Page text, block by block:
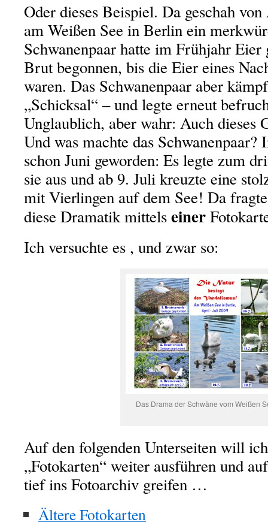
Oder dieses Beispiel. Da geschah
am Weißen See in Berlin ein
Schwanenpaar hatte im Frühjahr
Brut begonnen, bis die Eier eines
waren. Das Schwanenpaar aber
„Schicksal“ – und legte erneut
Unglaublich, aber wahr: Auch dieses
Und was machte das Schwanenpaar?
schon Juni geworden: Es legte zum
sie aus und ab 9. Juli kreuzte eine
mit Vierlingen auf dem See! Da
diese Dramatik mittelseiner
Ich versuchte es , und zwar so:
Das Drama der Schwäne vom Weißen
Auf den folgenden Unterseiten will
„Fotokarten“ weiter ausführen und
tief ins Fotoarchiv greifen …
Ältere Fotokarten